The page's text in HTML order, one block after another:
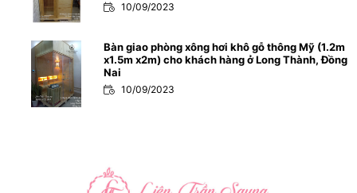
10/09/2023
Bàn giao phòng xông hơi khô gỗ thông Mỹ (1.2m
x1.5m x2m) cho khách hàng ở Long Thành, Đồng
Nai
10/09/2023